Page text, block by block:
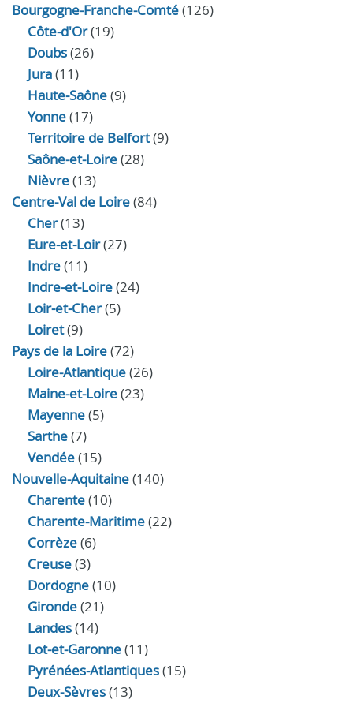
Bourgogne-Franche-Comté(126)
Côte-d'Or(19)
Doubs(26)
Jura(11)
Haute‑Saône(9)
Yonne(17)
Territoire de Belfort(9)
Saône-et-Loire(28)
Nièvre(13)
Centre-Val de Loire(84)
Cher(13)
Eure‑et‑Loir(27)
Indre(11)
Indre‑et‑Loire(24)
Loir‑et‑Cher(5)
Loiret(9)
Pays de la Loire(72)
Loire-Atlantique(26)
Maine-et-Loire(23)
Mayenne(5)
Sarthe(7)
Vendée(15)
Nouvelle-Aquitaine(140)
Charente(10)
Charente-Maritime(22)
Corrèze(6)
Creuse(3)
Dordogne(10)
Gironde(21)
Landes(14)
Lot-et-Garonne(11)
Pyrénées-Atlantiques(15)
Deux-Sèvres(13)